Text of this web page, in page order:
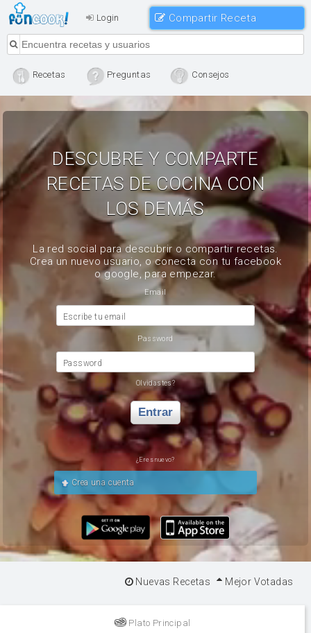
Login
Recetas Preguntas Consejos
DESCUBRE Y COMPARTE
RECETAS DE COCINA CON
LOS DEMÁS
La red social para descubrir o compartir recetas.
Crea un nuevo usuario, o conecta con tu facebook
o google, para empezar.
Email
Escribe tu email
Password
Password
Olvidastes?
Entrar
¿Eres nuevo?
Crea una cuenta
Compartir Receta
Nuevas Recetas Mejor Votadas
Plato Principal